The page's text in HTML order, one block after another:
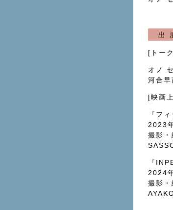
[トー
オノ
河合早
[映画
『フ
2023
撮影
『
2024
撮影